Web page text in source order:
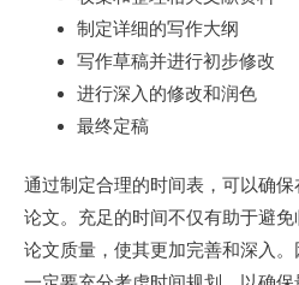
制定详细的写作大纲
写作草稿并进行初步修改
进行深入的修改和润色
最终定稿
通过制定合理的时间表，可以确
论文。充足的时间不仅有助于避
论文质量，使其更加完善和深入。